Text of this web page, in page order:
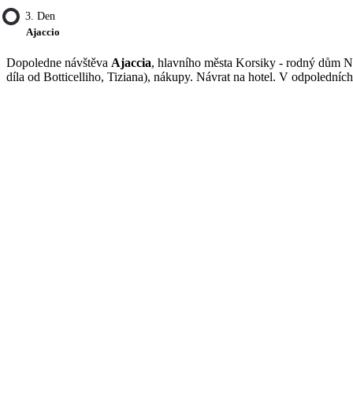
3. Den
Ajaccio
Dopoledne návštěva Ajaccia, hlavního města Korsiky - rodný dům
díla od Botticelliho, Tiziana), nákupy. Návrat na hotel. V